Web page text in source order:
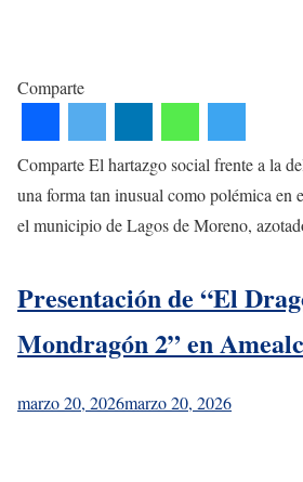
Comparte
Comparte El hartazgo social frente a la
una forma tan inusual como polémica en
el municipio de Lagos de Moreno,
Presentación de “El
Mondragón 2” en
marzo 20, 2026marzo 20, 2026